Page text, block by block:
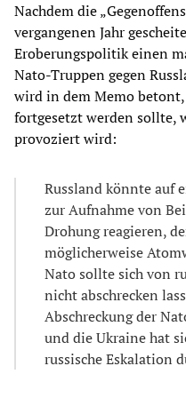
Nachdem die
vergangenen Jahr
Eroberungspolitik einen
Nato-Truppen gegen
wird in dem Memo
fortgesetzt werden sollte,
provoziert wird:
Russland könnte auf
zur Aufnahme von
Drohung reagieren,
möglicherweise
Nato sollte sich von
nicht abschrecken
Abschreckung der
und die Ukraine hat
russische Eskalation